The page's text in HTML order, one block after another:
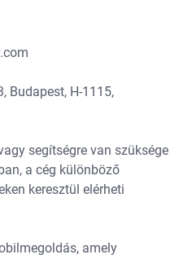
Budapest, H-1115,
segítségre van szüksége
a cég különböző
keresztül elérheti
amely